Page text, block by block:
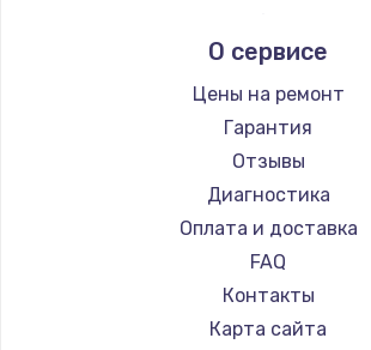
Замена микрофона
от 1050 руб.
Заказать
Замена вебкамеры
от 1240 руб.
Заказать
Ремонт разъема
Barco
Xgimi
Canon
JVC
Casio
Hiper
HITACHI
Panasonic
Hisense
О сервисе
Цены на ремонт
Гарантия
Отзывы
Диагностика
Оплата и доставка
FAQ
Контакты
Карта сайта